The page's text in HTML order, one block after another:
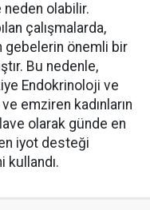
olabilir.
çalışmalarda,
gebelerin önemli bir
Bu nedenle,
Endokrinoloji ve
emziren kadınların
olarak günde en
iyot desteği
kullandı.